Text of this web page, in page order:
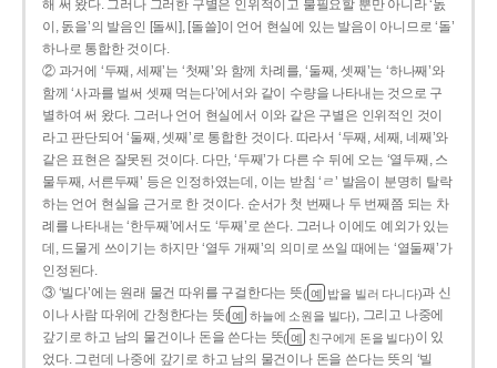
해 써 왔다. 그러나 그러한 구별은 인위적이고 불필요할 뿐만 아니라 ‘돐
이, 돐을’의 발음인 [돌씨], [돌쓸]이 언어 현실에 있는 발음이 아니므로 ‘돌’
하나로 통합한 것이다.
② 과거에 ‘두째, 세째’는 ‘첫째’와 함께 차례를, ‘둘째, 셋째’는 ‘하나째’와
함께 ‘사과를 벌써 셋째 먹는다’에서와 같이 수량을 나타내는 것으로 구
별하여 써 왔다. 그러나 언어 현실에서 이와 같은 구별은 인위적인 것이
라고 판단되어 ‘둘째, 셋째’로 통합한 것이다. 따라서 ‘두째, 세째, 네째’와
같은 표현은 잘못된 것이다. 다만, ‘두째’가 다른 수 뒤에 오는 ‘열두째, 스
물두째, 서른두째’ 등은 인정하였는데, 이는 받침 ‘ㄹ’ 발음이 분명히 탈락
하는 언어 현실을 근거로 한 것이다. 순서가 첫 번째나 두 번째쯤 되는 차
례를 나타내는 ‘한두째’에서도 ‘두째’로 쓴다. 그러나 이에도 예외가 있는
데, 드물게 쓰이기는 하지만 ‘열두 개째’의 의미로 쓰일 때에는 ‘열둘째’가
인정된다.
③ ‘빌다’에는 원래 물건 따위를 구걸한다는 뜻( 예 밥을 빌러 다니다)과 신
이나 사람 따위에 간청한다는 뜻( 예 하늘에 소원을 빌다), 그리고 나중에
갚기로 하고 남의 물건이나 돈을 쓴다는 뜻( 예 친구에게 돈을 빌다)이 있
었다. 그런데 나중에 갚기로 하고 남의 물건이나 돈을 쓴다는 뜻의 ‘빌